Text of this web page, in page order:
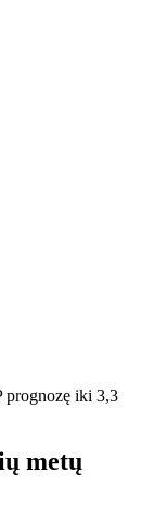
prognozę iki 3,3
metų